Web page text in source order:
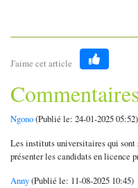
J'aime cet article
Like
Commentaires
Ngono(Publié le: 24-01-2025 05:52)
Les instituts universitaires qui sont
présenter les candidats en licence
Anny(Publié le: 11-08-2025 10:45)